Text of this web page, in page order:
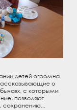
детей огромна.
о
с которыми
позволяют
сохранению...